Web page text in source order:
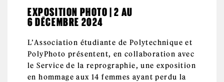
EXPOSITION PHOTO | 2 AU
6 DÉCEMBRE 2024
L’Association étudiante de Polytechnique et
PolyPhoto présentent, en collaboration avec
le Service de la reprographie, une exposition
en hommage aux 14 femmes ayant perdu la